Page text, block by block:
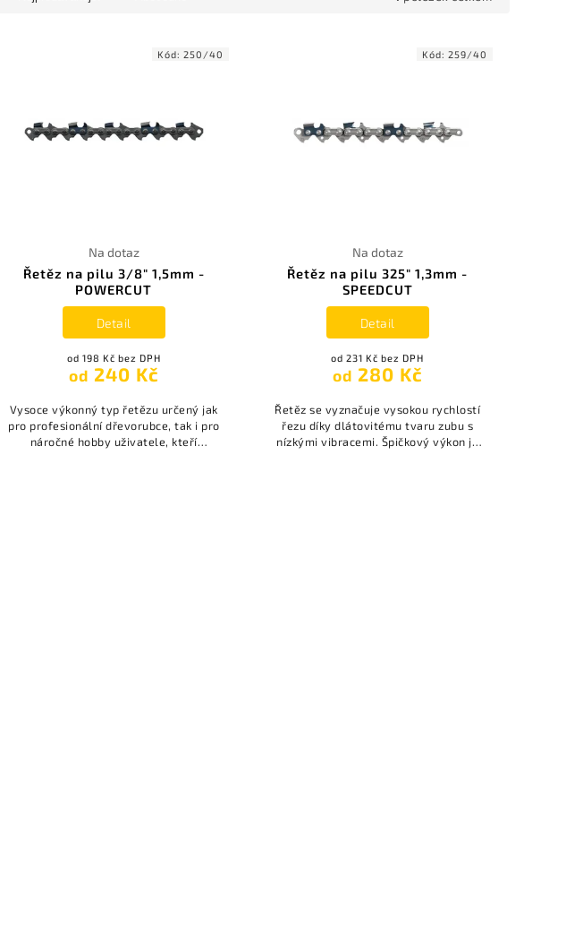
Řetěz na pilu 3/8" 1,5mm -
POWERCUT
Na dotaz
od 198 Kč bez DPH
od 240 Kč
Detail
Vysoce výkonný typ řetězu určený jak
pro profesionální dřevorubce, tak i pro
náročné hobby uživatele, kteří
Kód:250/40
Řetěz na pilu 325" 1,3mm -
SPEEDCUT
Na dotaz
od 231 Kč bez DPH
od 280 Kč
Detail
Řetěz se vyznačuje vysokou rychlostí
řezu díky dlátovitému tvaru zubu s
nízkými vibracemi. Špičkový výkon je
Kód:259/40